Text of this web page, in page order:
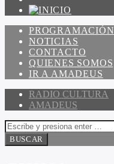
PROGRAMACIÓN
NOTICIAS
CONTACTO
QUIENES SOMOS
IR A AMADEUS
RADIO CULTURA
AMADEUS